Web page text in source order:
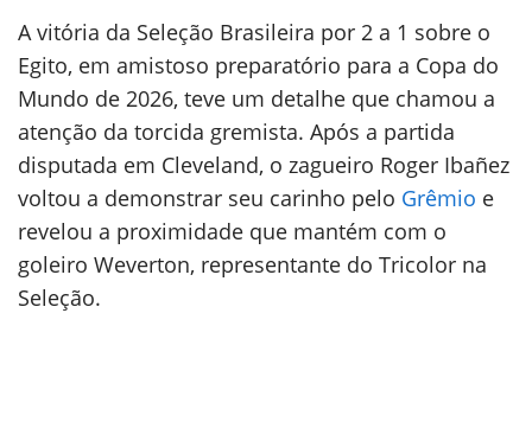
A vitória da Seleção Brasileira por 2 a 1 sobre o
Egito, em amistoso preparatório para a Copa do
Mundo de 2026, teve um detalhe que chamou a
atenção da torcida gremista. Após a partida
disputada em Cleveland, o zagueiro Roger Ibañez
voltou a demonstrar seu carinho pelo Grêmio e
revelou a proximidade que mantém com o
goleiro Weverton, representante do Tricolor na
Seleção.